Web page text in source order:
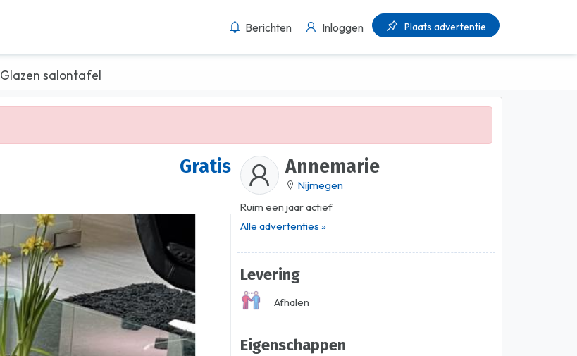
Berichten Inloggen Plaats advertentie
Glazen salontafel
Gratis Annemarie
Nijmegen
Ruim een jaar actief
Alle advertenties »
Levering
Afhalen
Eigenschappen